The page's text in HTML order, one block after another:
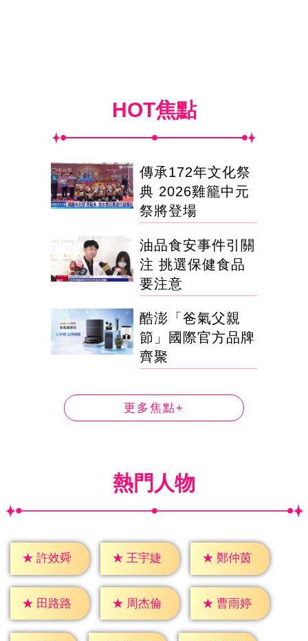
HOT焦點
傳承172年文化祭
典 2026雞籠中元
祭將登場
油品食安事件引關
注 挑選保健食品
要注意
酷澎「爸氣父親
節」國際官方品牌
齊聚
更多焦點+
熱門人物
★ 許效舜 ★ 王宇婕 ★ 鄭仲茵
★ 田路路 ★ 周杰倫 ★ 曹雨婷